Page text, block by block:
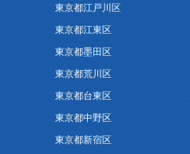
東京都江戸川区
東京都江東区
東京都墨田区
東京都荒川区
東京都台東区
東京都中野区
東京都新宿区